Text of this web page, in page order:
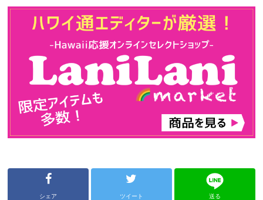
シェア ツイート 送る